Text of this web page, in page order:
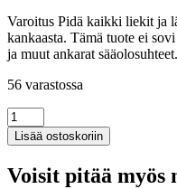
Varoitus Pidä kaikki liekit ja
kankaasta. Tämä tuote ei
ja muut ankarat sääolosuhteet.
56 varastossa
Perheteltta
kuistilla
6
vihreä
Lisää ostoskoriin
Voisit pitää myös